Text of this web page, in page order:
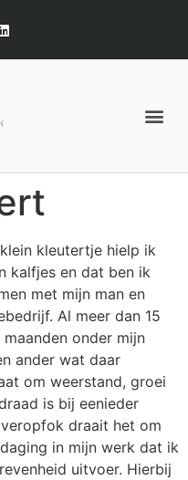
kleutertje hielp ik
kalfjes en dat ben ik
met mijn man en
Al meer dan 15
onder mijn
ander wat daar
om weerstand, groei
is bij eenieder
draait het om
in mijn werk dat ik
uitvoer. Hierbij